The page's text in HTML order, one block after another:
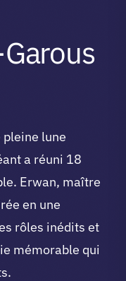
lune
a réuni 18
Erwan, maître
en une
rôles inédits et
mémorable qui